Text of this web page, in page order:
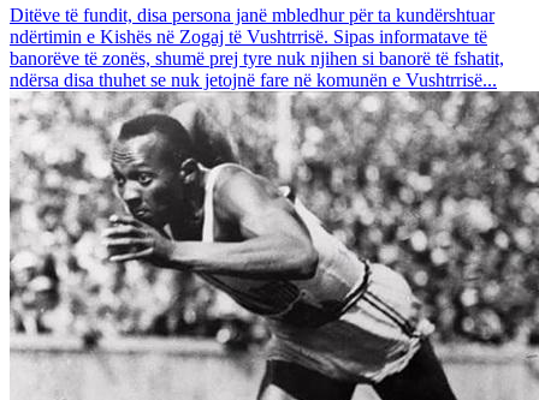
Ditëve të fundit, disa persona janë mbledhur për ta kundërshtuar
ndërtimin e Kishës në Zogaj të Vushtrrisë. Sipas informatave të
banorëve të zonës, shumë prej tyre nuk njihen si banorë të fshatit,
ndërsa disa thuhet se nuk jetojnë fare në komunën e Vushtrrisë...